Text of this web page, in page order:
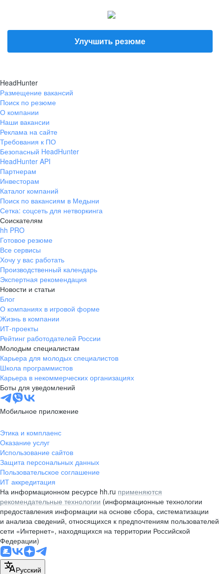
Улучшить резюме
HeadHunter
Размещение вакансий
Поиск по резюме
О компании
Наши вакансии
Реклама на сайте
Требования к ПО
Безопасный HeadHunter
HeadHunter API
Партнерам
Инвесторам
Каталог компаний
Поиск по вакансиям в Медыни
Сетка: соцсеть для нетворкинга
Соискателям
hh PRO
Готовое резюме
Все сервисы
Хочу у вас работать
Производственный календарь
Экспертная рекомендация
Новости и статьи
Блог
О компаниях в игровой форме
Жизнь в компании
ИТ-проекты
Рейтинг работодателей России
Молодым специалистам
Карьера для молодых специалистов
Школа программистов
Карьера в некоммерческих организациях
Боты для уведомлений
Мобильное приложение
Этика и комплаенс
Оказание услуг
Использование сайтов
Защита персональных данных
Пользовательское соглашение
ИТ аккредитация
На информационном ресурсе hh.ru применяются
рекомендательные технологии (информационные технологии
предоставления информации на основе сбора, систематизации
и анализа сведений, относящихся к предпочтениям пользователей
сети «Интернет», находящихся на территории Российской
Федерации)
Русский